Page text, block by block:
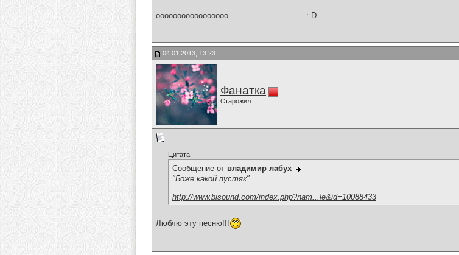
ооооооооооооооооо................................: D
04.01.2013, 13:23
Фанатка
Старожил
Цитата:
Сообщение от владимир лабух
"Боже какой пустяк"
http://www.bisound.com/index.php?nam...le&id=10088433
Люблю эту песню!!!